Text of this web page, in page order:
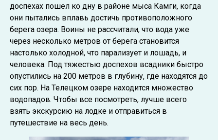
доспехах пошел ко дну в районе мыса Камги, когда
они пытались вплавь достичь противоположного
берега озера. Воины не рассчитали, что вода уже
через несколько метров от берега становится
настолько холодной, что парализует и лошадь, и
человека. Под тяжестью доспехов всадники быстро
опустились на 200 метров в глубину, где находятся до
сих пор. На Телецком озере находится множество
водопадов. Чтобы все посмотреть, лучше всего
взять экскурсию на лодке и отправиться в
путешествие на весь день.